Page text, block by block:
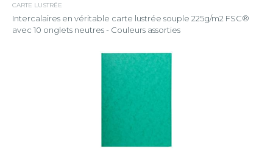
CARTE LUSTRÉE
Intercalaires en véritable carte lustrée souple 225g/m2 FSC®
avec 10 onglets neutres - Couleurs assorties